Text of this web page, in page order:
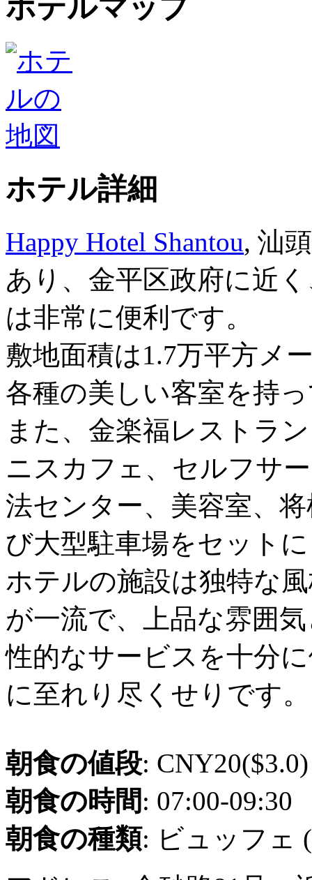
ホテルマップ
ホテル詳細
Happy Hotel Shantou, 汕
あり、金平区政府に近
は非常に便利です。
敷地面積は1.7万平方メ
各種の美しい客室を持
また、金楽福レストラ
ニスカフェ、セルフサ
法センター、美容室、
び大型駐車場をセット
ホテルの施設は独特な
が一流で、上品な雰囲
性的なサービスを十分
に至れり尽くせりです。
朝食の値段:
朝食の時間: 07:00-09:30
朝食の種類: ビュッフェ